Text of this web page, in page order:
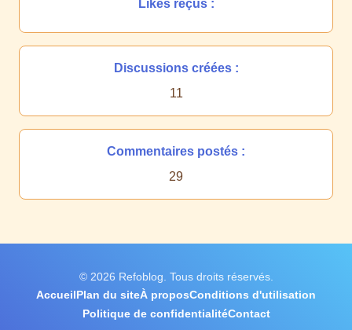
Likes reçus :
Discussions créées :
11
Commentaires postés :
29
© 2026 Refoblog. Tous droits réservés.
AccueilPlan du siteÀ proposConditions d'utilisation
Politique de confidentialitéContact